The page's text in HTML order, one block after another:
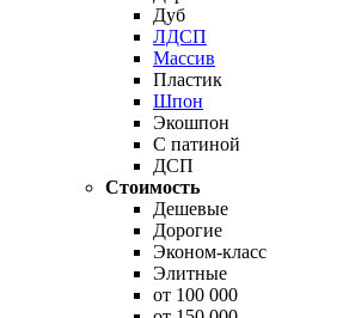
Дуб
ЛДСП
Массив
Пластик
Шпон
Экошпон
С патиной
ДСП
Стоимость
Дешевые
Дорогие
Эконом-класс
Элитные
от 100 000